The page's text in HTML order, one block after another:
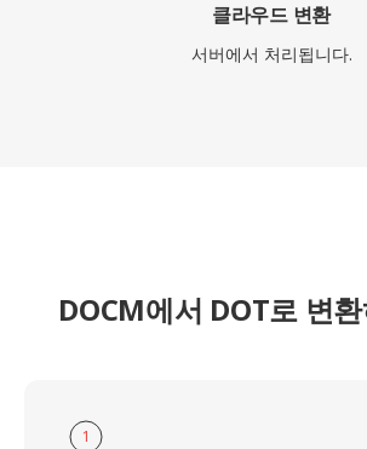
클라우드 변환
서버에서 처리됩니다.
DOCM에서 DOT로 변
1